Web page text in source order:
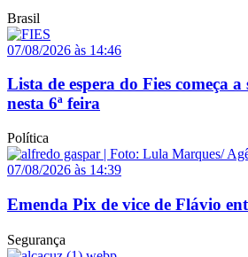
Brasil
07/08/2026 às 14:46
Lista de espera do Fies começa
nesta 6ª feira
Política
07/08/2026 às 14:39
Emenda Pix de vice de Flávio
Segurança